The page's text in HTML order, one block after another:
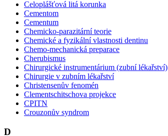
Celoplášťová litá korunka
Cementom
Cementum
Chemicko-parazitární teorie
Chemické a fyzikální vlastnosti dentinu
Chemo-mechanická preparace
Cherubismus
Chirurgické instrumentárium (zubní lékařství)
Chirurgie v zubním lékařství
Christensenův fenomén
Clementschitschova projekce
CPITN
Crouzonův syndrom
D